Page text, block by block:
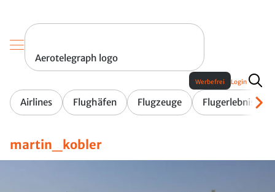
Aerotelegraph logo
Airlines Flughäfen Flugzeuge Flugerlebnis
Werbefrei Login
martin_kobler